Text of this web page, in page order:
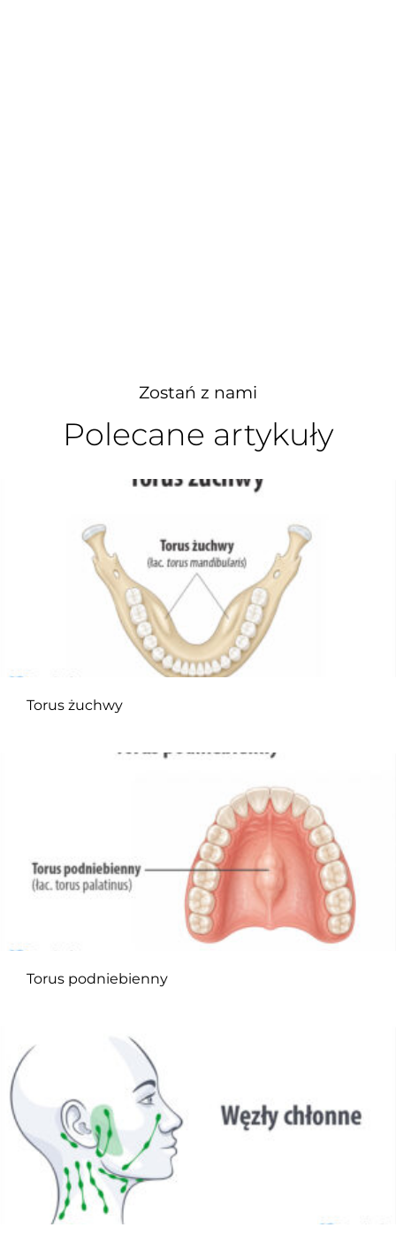
Zostań z nami
Polecane artykuły
Torus żuchwy
Torus podniebienny